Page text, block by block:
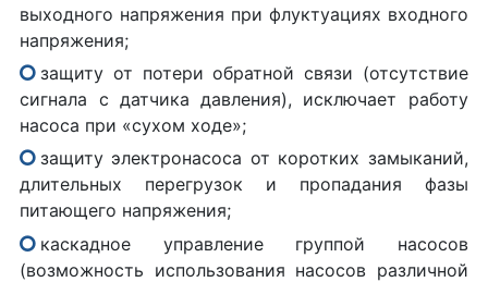
выходного напряжения при флуктуациях входного
напряжения;
защиту от потери обратной связи (отсутствие
сигнала с датчика давления), исключает работу
насоса при «сухом ходе»;
защиту электронасоса от коротких замыканий,
длительных перегрузок и пропадания фазы
питающего напряжения;
каскадное управление группой насосов
(возможность использования насосов различной